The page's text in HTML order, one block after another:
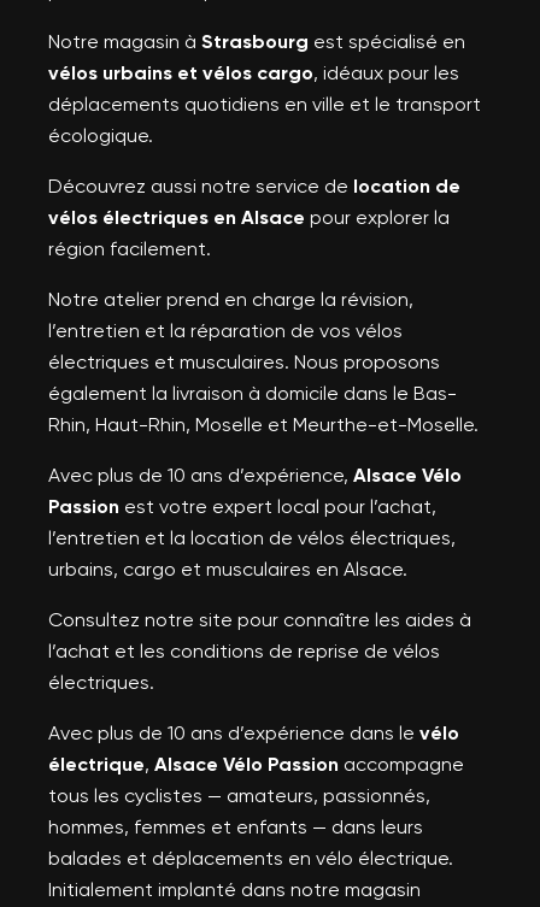
Notre magasin à Strasbourg est spécialisé en
vélos urbains et vélos cargo, idéaux pour les
déplacements quotidiens en ville et le transport
écologique.
Découvrez aussi notre service de location de
vélos électriques en Alsace pour explorer la
région facilement.
Notre atelier prend en charge la révision,
l’entretien et la réparation de vos vélos
électriques et musculaires. Nous proposons
également la livraison à domicile dans le Bas-
Rhin, Haut-Rhin, Moselle et Meurthe-et-Moselle.
Avec plus de 10 ans d’expérience, Alsace Vélo
Passion est votre expert local pour l’achat,
l’entretien et la location de vélos électriques,
urbains, cargo et musculaires en Alsace.
Consultez notre site pour connaître les aides à
l’achat et les conditions de reprise de vélos
électriques.
Avec plus de 10 ans d’expérience dans le vélo
électrique, Alsace Vélo Passion accompagne
tous les cyclistes — amateurs, passionnés,
hommes, femmes et enfants — dans leurs
balades et déplacements en vélo électrique.
Initialement implanté dans notre magasin